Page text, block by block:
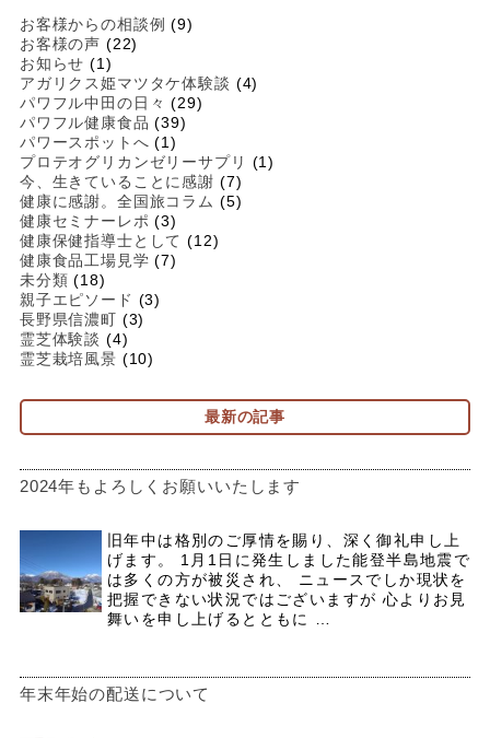
お客様からの相談例 (9)
お客様の声 (22)
お知らせ (1)
アガリクス姫マツタケ体験談 (4)
パワフル中田の日々 (29)
パワフル健康食品 (39)
パワースポットへ (1)
プロテオグリカンゼリーサプリ (1)
今、生きていることに感謝 (7)
健康に感謝。全国旅コラム (5)
健康セミナーレポ (3)
健康保健指導士として (12)
健康食品工場見学 (7)
未分類 (18)
親子エピソード (3)
長野県信濃町 (3)
霊芝体験談 (4)
霊芝栽培風景 (10)
最新の記事
2024年もよろしくお願いいたします
旧年中は格別のご厚情を賜り、深く御礼申し上
げます。 1月1日に発生しました能登半島地震で
は多くの方が被災され、 ニュースでしか現状を
把握できない状況ではございますが 心よりお見
舞いを申し上げるとともに …
年末年始の配送について